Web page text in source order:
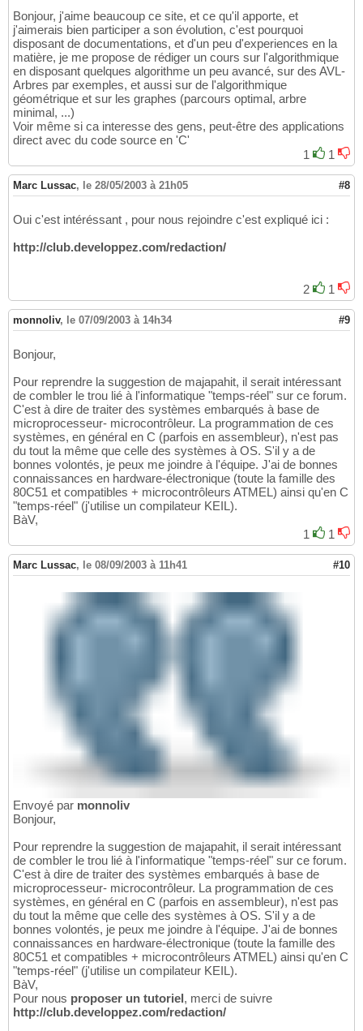
Bonjour, j'aime beaucoup ce site, et ce qu'il apporte, et
j'aimerais bien participer a son évolution, c'est pourquoi
disposant de documentations, et d'un peu d'experiences en la
matière, je me propose de rédiger un cours sur l'algorithmique
en disposant quelques algorithme un peu avancé, sur des AVL-
Arbres par exemples, et aussi sur de l'algorithmique
géométrique et sur les graphes (parcours optimal, arbre
minimal, ...)
Voir même si ca interesse des gens, peut-être des applications
direct avec du code source en 'C'
1
1
Marc Lussac, le 28/05/2003 à 21h05 #8
Oui c'est intéréssant , pour nous rejoindre c'est expliqué ici :
http://club.developpez.com/redaction/
2 1
monnoliv, le 07/09/2003 à 14h34 #9
Bonjour,
Pour reprendre la suggestion de majapahit, il serait intéressant
de combler le trou lié à l'informatique "temps-réel" sur ce forum.
C'est à dire de traiter des systèmes embarqués à base de
microprocesseur- microcontrôleur. La programmation de ces
systèmes, en général en C (parfois en assembleur), n'est pas
du tout la même que celle des systèmes à OS. S'il y a de
bonnes volontés, je peux me joindre à l'équipe. J'ai de bonnes
connaissances en hardware-électronique (toute la famille des
80C51 et compatibles + microcontrôleurs ATMEL) ainsi qu'en C
"temps-réel" (j'utilise un compilateur KEIL).
BàV,
1
1
Marc Lussac, le 08/09/2003 à 11h41 #10
Envoyé par monnoliv
Bonjour,
Pour reprendre la suggestion de majapahit, il serait intéressant
de combler le trou lié à l'informatique "temps-réel" sur ce forum.
C'est à dire de traiter des systèmes embarqués à base de
microprocesseur- microcontrôleur. La programmation de ces
systèmes, en général en C (parfois en assembleur), n'est pas
du tout la même que celle des systèmes à OS. S'il y a de
bonnes volontés, je peux me joindre à l'équipe. J'ai de bonnes
connaissances en hardware-électronique (toute la famille des
80C51 et compatibles + microcontrôleurs ATMEL) ainsi qu'en C
"temps-réel" (j'utilise un compilateur KEIL).
BàV,
Pour nous proposer un tutoriel, merci de suivre
http://club.developpez.com/redaction/